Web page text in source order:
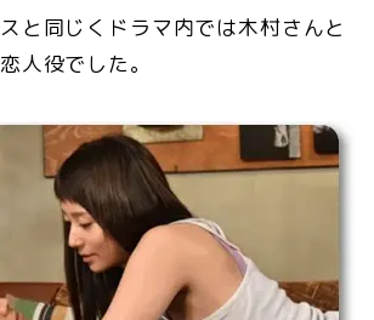
と同じくドラマ内では木村さんと
人役でした。